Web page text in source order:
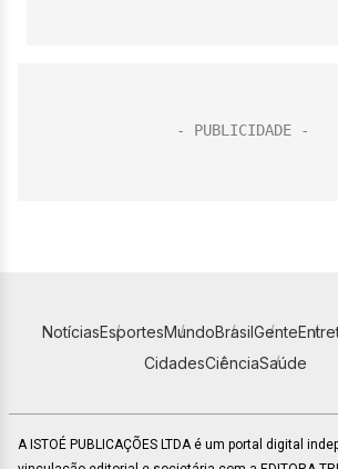
NotíciasEsportesMundoBrasilGente
CidadesCiênciaSaúde
A ISTOÉ PUBLICAÇÕES LTDA é um portal digital